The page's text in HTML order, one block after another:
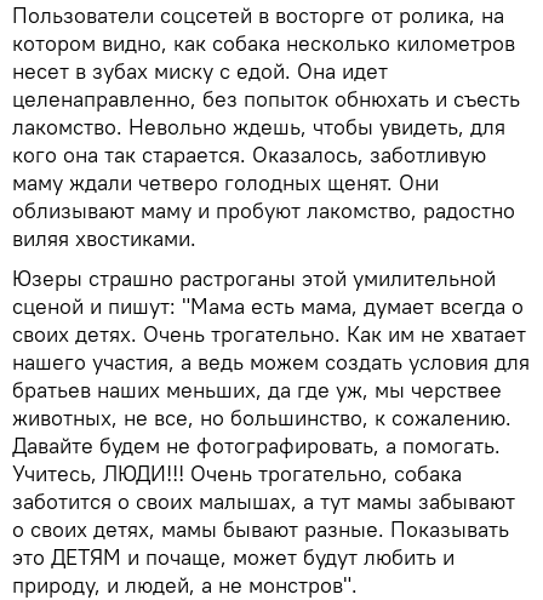
Пользователи соцсетей в восторге от ролика, на
котором видно, как собака несколько километров
несет в зубах миску с едой. Она идет
целенаправленно, без попыток обнюхать и съесть
лакомство. Невольно ждешь, чтобы увидеть, для
кого она так старается. Оказалось, заботливую
маму ждали четверо голодных щенят. Они
облизывают маму и пробуют лакомство, радостно
виляя хвостиками.
Юзеры страшно растроганы этой умилительной
сценой и пишут: "Мама есть мама, думает всегда о
своих детях. Очень трогательно. Как им не хватает
нашего участия, а ведь можем создать условия для
братьев наших меньших, да где уж, мы черствее
животных, не все, но большинство, к сожалению.
Давайте будем не фотографировать, а помогать.
Учитесь, ЛЮДИ!!! Очень трогательно, собака
заботится о своих малышах, а тут мамы забывают
о своих детях, мамы бывают разные. Показывать
это ДЕТЯМ и почаще, может будут любить и
природу, и людей, а не монстров".